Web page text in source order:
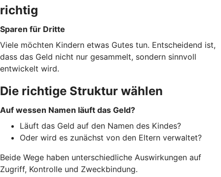
richtig
Sparen für Dritte
Viele möchten Kindern etwas Gutes tun. Entscheidend ist,
dass das Geld nicht nur gesammelt, sondern sinnvoll
entwickelt wird.
Die richtige Struktur wählen
Auf wessen Namen läuft das Geld?
Läuft das Geld auf den Namen des Kindes?
Oder wird es zunächst von den Eltern verwaltet?
Beide Wege haben unterschiedliche Auswirkungen auf
Zugriff, Kontrolle und Zweckbindung.